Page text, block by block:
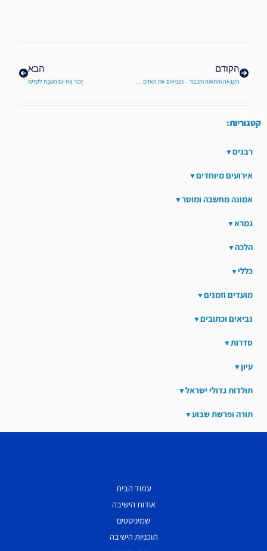
הקודם הבא
זָכוֹר אֶת יוֹם הַשַּׁבָּת לְקַדְּשׁוֹ
קטגוריות:
רבנים
אירועים מיוחדים
אמונה מחשבה ומוסר
גמרא
הלכה
כללי
מועדים וזמנים
נביאים וכתובים
סדרות
עיון
תולדות גדולי ישראל
תורה ופרשת שבוע
עמוד הבית
אודות הישיבה
שמיניסטים
תוכניות הישיבה